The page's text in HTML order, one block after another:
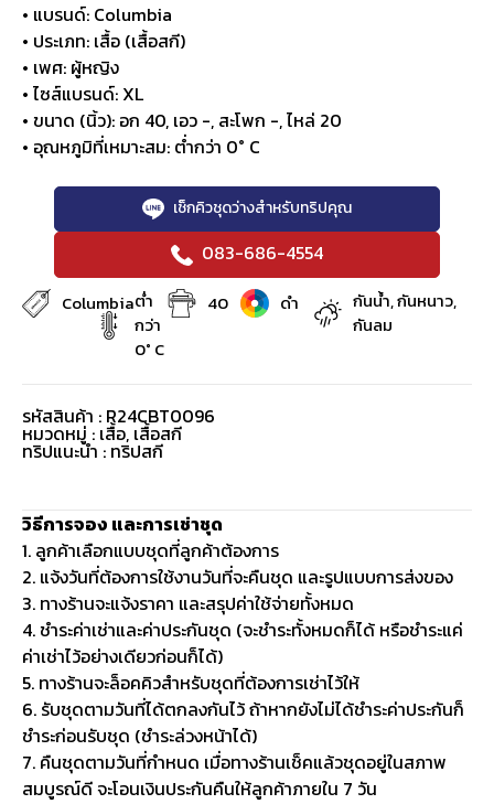
• แบรนด์: Columbia
• ประเภท: เสื้อ (เสื้อสกี)
• เพศ: ผู้หญิง
• ไซส์แบรนด์: XL
• ขนาด (นิ้ว): อก 40, เอว -, สะโพก -, ไหล่ 20
• อุณหภูมิที่เหมาะสม: ต่ำกว่า 0° C
เช็กคิวชุดว่างสำหรับทริปคุณ
083-686-4554
Columbiaต่ำ
กว่า
0° C
40 ดำ
กันน้ำ, กันหนาว,
กันลม
รหัสสินค้า : R24CBT0096
หมวดหมู่ : เสื้อ, เสื้อสกี
ทริปแนะนำ : ทริปสกี
วิธีการจอง และการเช่าชุด
1. ลูกค้าเลือกแบบชุดที่ลูกค้าต้องการ
2. แจ้งวันที่ต้องการใช้งานวันที่จะคืนชุด และรูปแบบการส่งของ
3. ทางร้านจะแจ้งราคา และสรุปค่าใช้จ่ายทั้งหมด
4. ชำระค่าเช่าและค่าประกันชุด (จะชำระทั้งหมดก็ได้ หรือชำระแค่
ค่าเช่าไว้อย่างเดียวก่อนก็ได้)
5. ทางร้านจะล็อคคิวสำหรับชุดที่ต้องการเช่าไว้ให้
6. รับชุดตามวันที่ได้ตกลงกันไว้ ถ้าหากยังไม่ได้ชำระค่าประกันก็
ชำระก่อนรับชุด (ชำระล่วงหน้าได้)
7. คืนชุดตามวันที่กำหนด เมื่อทางร้านเช็คแล้วชุดอยู่ในสภาพ
สมบูรณ์ดี จะโอนเงินประกันคืนให้ลูกค้าภายใน 7 วัน